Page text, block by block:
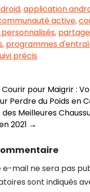
,application
active,
,
, programmes
précis
pour Maigrir :
Perdre du Poids en
Meilleures
2021 →
mail ne sera pas
sont indiqués